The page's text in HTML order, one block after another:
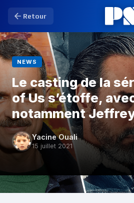
Retour
NEWS
Le casting de la
of Us s’étoffe,
notamment
Yacine Ouali
15 juillet 2021